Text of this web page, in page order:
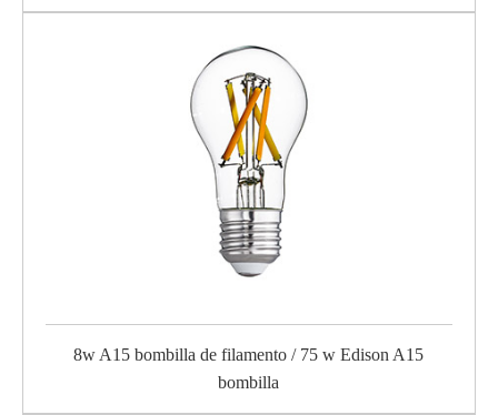
8w A15 bombilla de filamento / 75 w Edison A15
bombilla